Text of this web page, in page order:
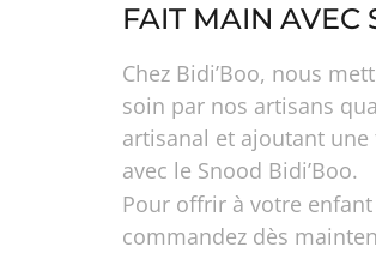
FAIT MAIN AVEC
Chez Bidi’Boo, nous
soin par nos artisans
artisanal et ajoutant
avec le Snood Bidi’Boo.
Pour offrir à votre
commandez dès